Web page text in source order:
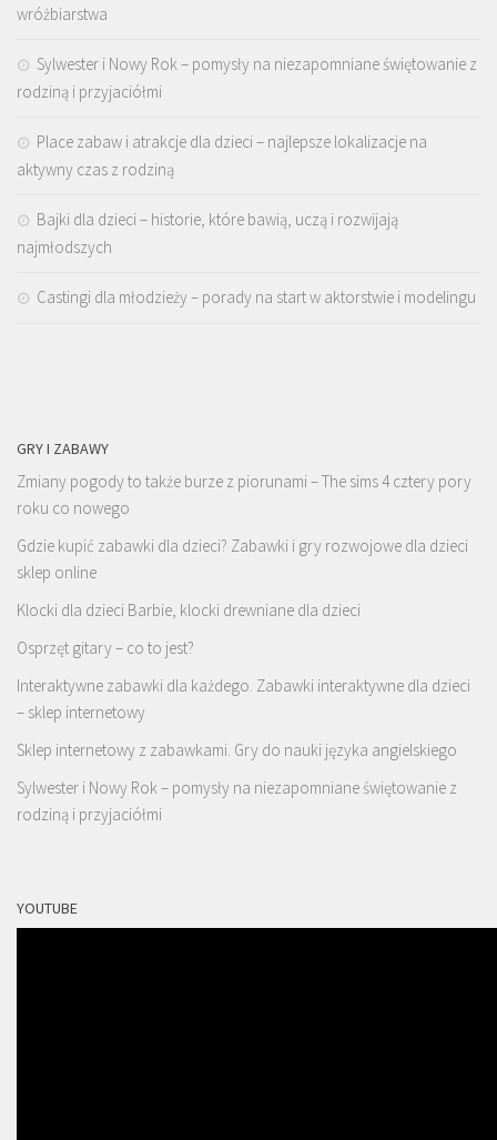
wróżbiarstwa
Sylwester i Nowy Rok – pomysły na niezapomniane świętowanie z
rodziną i przyjaciółmi
Place zabaw i atrakcje dla dzieci – najlepsze lokalizacje na
aktywny czas z rodziną
Bajki dla dzieci – historie, które bawią, uczą i rozwijają
najmłodszych
Castingi dla młodzieży – porady na start w aktorstwie i modelingu
GRY I ZABAWY
Zmiany pogody to także burze z piorunami – The sims 4 cztery pory
roku co nowego
Gdzie kupić zabawki dla dzieci? Zabawki i gry rozwojowe dla dzieci
sklep online
Klocki dla dzieci Barbie, klocki drewniane dla dzieci
Osprzęt gitary – co to jest?
Interaktywne zabawki dla każdego. Zabawki interaktywne dla dzieci
– sklep internetowy
Sklep internetowy z zabawkami. Gry do nauki języka angielskiego
Sylwester i Nowy Rok – pomysły na niezapomniane świętowanie z
rodziną i przyjaciółmi
YOUTUBE